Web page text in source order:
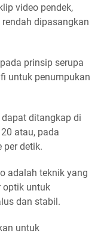
video pendek,
dipasangkan
prinsip serupa
untuk penumpukan
ditangkap di
atau, pada
per detik.
adalah teknik yang
optik untuk
dan stabil.
untuk